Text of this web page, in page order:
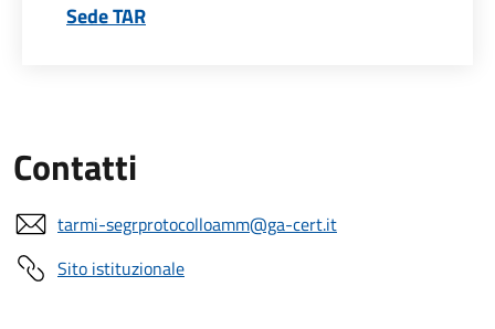
Sede TAR
Contatti
tarmi-segrprotocolloamm@ga-cert.it
Sito istituzionale